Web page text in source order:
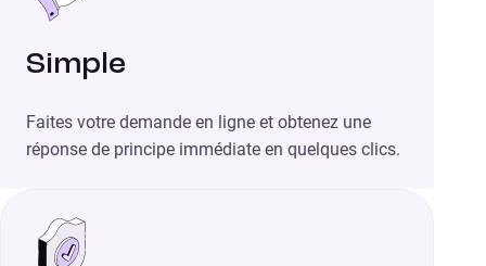
Simple
Faites votre demande en ligne et obtenez une
réponse de principe immédiate en quelques clics.